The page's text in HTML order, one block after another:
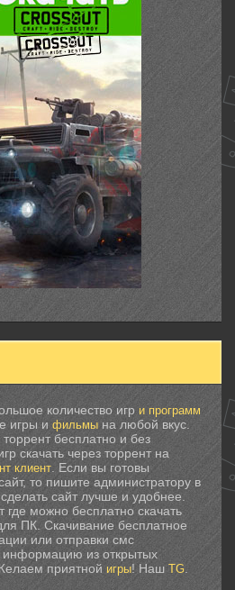
количество игр и программ
игры и фильмы на любой вкус.
бесплатно и без
скачать через торрент на
клиент . Если вы готовы
то пишите администратору в
сайт лучше и удобнее.
где можно бесплатно скачать
ПК. Скачивание бесплатное
или отправки смс
из открытых
приятной игры! Наш TG